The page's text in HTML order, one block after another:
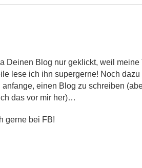
Deinen Blog nur geklickt, weil meine
lese ich ihn supergerne! Noch
anfange, einen Blog zu schreiben
das vor mir her)…
gerne bei FB!